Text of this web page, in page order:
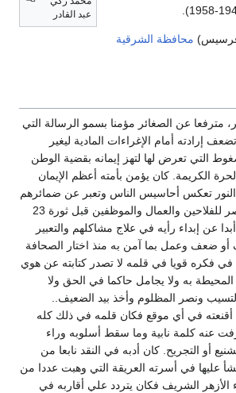
عبد القادر
محافظة الشرقية
عن الصغائر مؤمنا بسمو الرسالة التي
إرادته أمام الإغراءات المادية ليغير
التي تعرض لها لتهز إيمانه بقضية الوطن
الكريمة. كان يؤمن بأمته أعظم الإيمان
تعكس أحاسيس الناس وتعبر عن ضمائرهم
وتترجم مشاعرهم. انتصر للفلاحين والعمال والموظفين قبل ثورة 23
عن إبداء رأيه في علاج مشاكلهم والتعبير
ضعف وعمل بما آمن به منذ اختار الصحافة
فكره قويا في قلمه لا تصدر كتابته عن هوي
المحيطة به ولا يجامل حاكما في الحق ولا
ونصر المظلوم وأخذ بيد الضعيف..
في أي موقع فكان قلمه في ذلك كله
عنه كلمة نابية وما سقط أسلوبه وراء
أو التجريح. كان أدبه في النقد نابعا من
نشأ عليها في أسرته العريقة التي وهبت عددا من
الأزهر الشريف فكان يتردد علي أقاربه في